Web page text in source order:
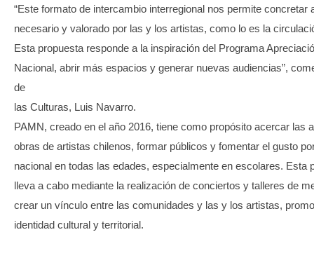
“Este formato de intercambio interregional nos permite concretar
necesario y valorado por las y los artistas, como lo es la
Esta propuesta responde a la inspiración del Programa
Nacional, abrir más espacios y generar nuevas audiencias”,
de
las Culturas, Luis Navarro.
PAMN, creado en el año 2016, tiene como propósito acercar las
obras de artistas chilenos, formar públicos y fomentar el gusto
nacional en todas las edades, especialmente en escolares. Esta
lleva a cabo mediante la realización de conciertos y talleres de
crear un vínculo entre las comunidades y las y los artistas,
identidad cultural y territorial.